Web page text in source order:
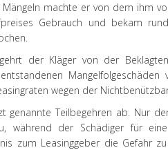
machte er von dem ihm
Gebrauch und bekam
der Kläger von der
wegen der
genannte Teilbegehren ab. Nur
während der Schädiger für
zum Leasinggeber die Gefahr